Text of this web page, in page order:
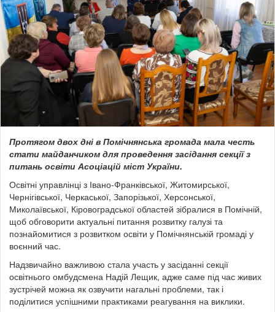
Протягом двох дні в Помічнянська громада мала честь
стати майданчиком для проведення засідання секції з
питань освіти Асоціацій міст України.
Освітні управлінці з Івано-Франківської, Житомирської,
Чернігівської, Черкаської, Запорізької, Херсонської,
Миколаївської, Кіровоградської областей зібралися в Помічній,
щоб обговорити актуальні питання розвитку галузі та
познайомитися з розвитком освіти у Помічнянській громаді у
воєнний час.
Надзвичайно важливою стала участь у засіданні секції
освітнього омбудсмена Надій Лещик, адже саме під час живих
зустрічей можна як озвучити нагальні проблеми, так і
поділитися успішними практиками реагування на виклики.